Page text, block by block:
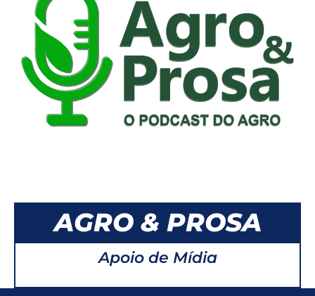
AGRO & PROSA
Apoio de Mídia